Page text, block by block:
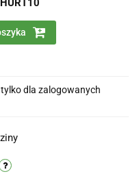
HURT10
dla zalogowanych